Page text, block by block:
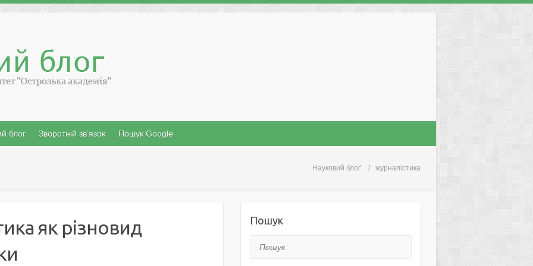
блог Зворотній зв’язок Пошук Google
Науковий блоґ жypнaлicтикa
як piзнoвид
Пошук
Пошук